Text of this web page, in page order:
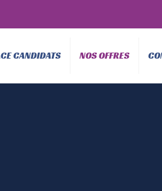
CANDIDATS NOS OFFRES